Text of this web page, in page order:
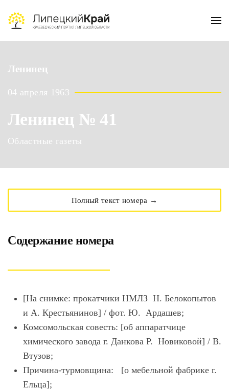
Skip to main content
Ленинец
04 апреля 1963
Ленинец № 41
Областные газеты
Полный текст номера →
Содержание номера
[На снимке: прокатчики НМЛЗ Н. Белокопытов
и А. Крестьянинов] / фот. Ю. Ардашев;
Комсомольская совесть: [об аппаратчице
химического завода г. Данкова Р. Новиковой] / В.
Втузов;
Причина-турмовщина: [о мебельной фабрике г.
Ельца];